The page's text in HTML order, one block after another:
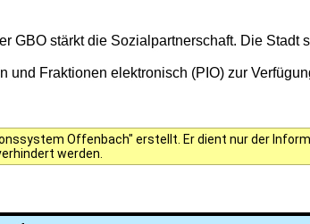
GBO stärkt die Sozialpartnerschaft. Die
und Fraktionen elektronisch (PIO) zur
Offenbach" erstellt. Er dient nur der
werden.